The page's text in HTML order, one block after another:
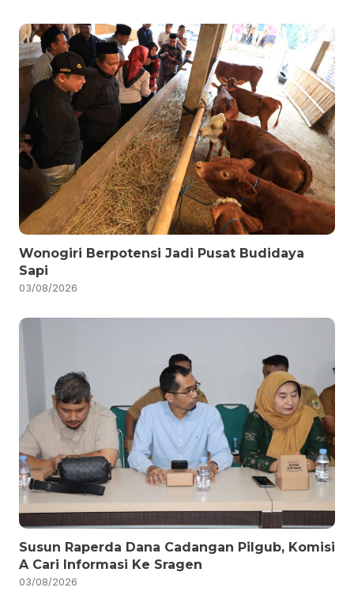
Wonogiri Berpotensi Jadi Pusat Budidaya
Sapi
03/08/2026
Susun Raperda Dana Cadangan Pilgub, Komisi
A Cari Informasi Ke Sragen
03/08/2026